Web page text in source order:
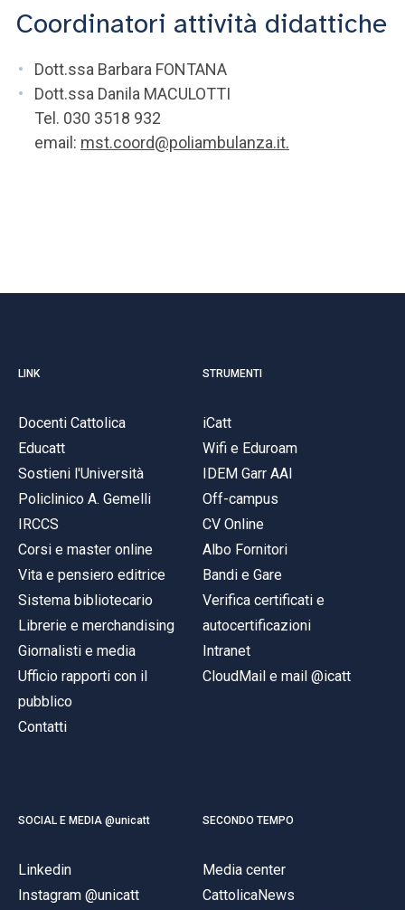
Coordinatori attività didattiche
Dott.ssa Barbara FONTANA
Dott.ssa Danila MACULOTTI
Tel. 030 3518 932
email: mst.coord@poliambulanza.it.
LINK
Docenti Cattolica
Educatt
Sostieni l'Università
Policlinico A. Gemelli
IRCCS
Corsi e master online
Vita e pensiero editrice
Sistema bibliotecario
Librerie e merchandising
Giornalisti e media
Ufficio rapporti con il
pubblico
Contatti
STRUMENTI
iCatt
Wifi e Eduroam
IDEM Garr AAI
Off-campus
CV Online
Albo Fornitori
Bandi e Gare
Verifica certificati e
autocertificazioni
Intranet
CloudMail e mail @icatt
SOCIAL E MEDIA @unicatt
Linkedin
Instagram @unicatt
SECONDO TEMPO
Media center
CattolicaNews